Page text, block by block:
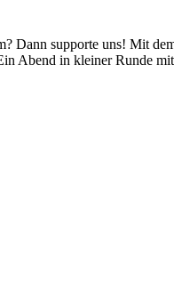
Dann supporte uns! Mit
Abend in kleiner Runde